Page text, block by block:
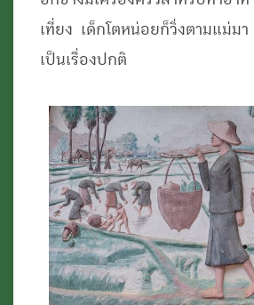
เที่ยง เด็กโตหน่อยก็วิ่งตามแม่มา
เป็นเรื่องปกติ